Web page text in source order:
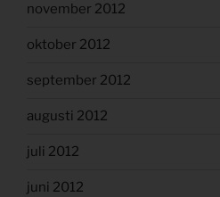
november 2012
oktober 2012
september 2012
augusti 2012
juli 2012
juni 2012